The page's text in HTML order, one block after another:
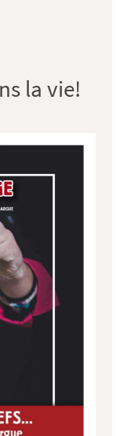
la vie!